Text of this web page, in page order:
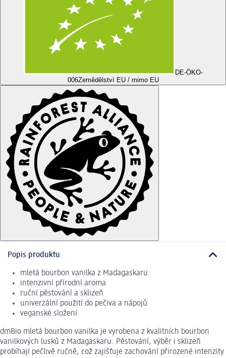
DE-ÖKO-
006Zemědělství EU / mimo EU
Popis produktu
mletá bourbon vanilka z Madagaskaru
intenzivní přírodní aroma
ruční pěstování a sklizeň
univerzální použití do pečiva a nápojů
veganské složení
dmBio mletá bourbon vanilka je vyrobena z kvalitních bourbon
vanilkových lusků z Madagaskaru. Pěstování, výběr i sklizeň
probíhají pečlivě ručně, což zajišťuje zachování přirozené intenzity